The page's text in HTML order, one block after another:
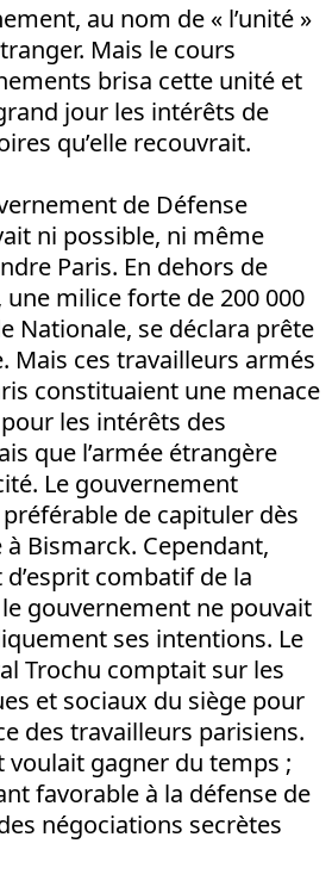
au nom de « l’unité »
Mais le cours
brisa cette unité et
jour les intérêts de
qu’elle recouvrait.
de Défense
ni possible, ni même
Paris. En dehors de
une milice forte de 200 000
Nationale, se déclara prête
Mais ces travailleurs armés
constituaient une menace
les intérêts des
que l’armée étrangère
Le gouvernement
de capituler dès
Bismarck. Cependant,
d’esprit combatif de la
gouvernement ne pouvait
ses intentions. Le
Trochu comptait sur les
et sociaux du siège pour
des travailleurs parisiens.
voulait gagner du temps ;
favorable à la défense de
négociations secrètes